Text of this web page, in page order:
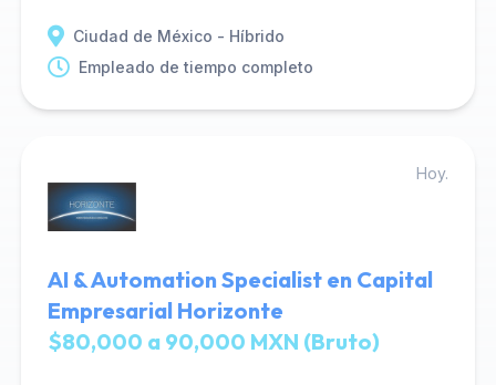
Ciudad de México - Híbrido
Empleado de tiempo completo
Hoy.
AI & Automation Specialist en Capital
Empresarial Horizonte
$80,000 a 90,000 MXN (Bruto)